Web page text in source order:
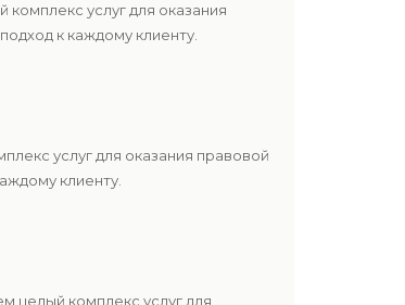
услуг для оказания
к каждому клиенту.
услуг для оказания правовой
клиенту.
целый комплекс услуг для